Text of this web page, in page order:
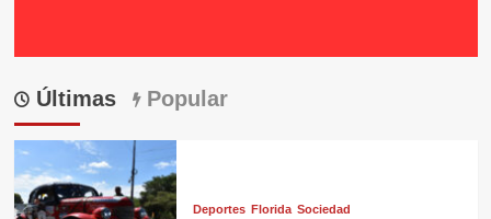
Últimas Popular
Deportes Florida Sociedad